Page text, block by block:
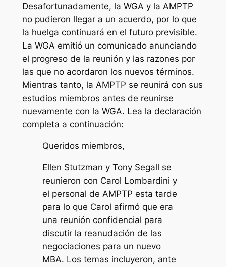
Desafortunadamente, la WGA y la AMPTP
no pudieron llegar a un acuerdo, por lo que
la huelga continuará en el futuro previsible.
La WGA emitió un comunicado anunciando
el progreso de la reunión y las razones por
las que no acordaron los nuevos términos.
Mientras tanto, la AMPTP se reunirá con sus
estudios miembros antes de reunirse
nuevamente con la WGA. Lea la declaración
completa a continuación:
Queridos miembros,
Ellen Stutzman y Tony Segall se
reunieron con Carol Lombardini y
el personal de AMPTP esta tarde
para lo que Carol afirmó que era
una reunión confidencial para
discutir la reanudación de las
negociaciones para un nuevo
MBA. Los temas incluyeron, ante